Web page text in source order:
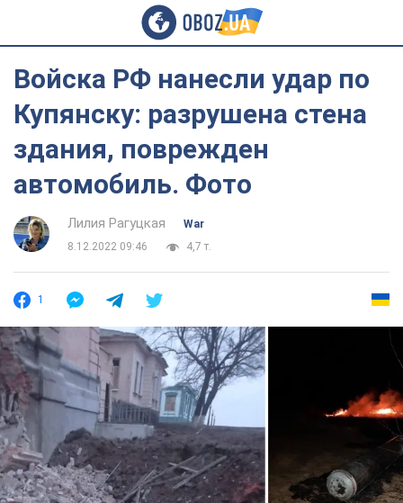
Войска РФ нанесли удар по
Купянску: разрушена стена
здания, поврежден
автомобиль. Фото
Лилия Рагуцкая
War
8.12.2022 09:46
4,7 т.
1